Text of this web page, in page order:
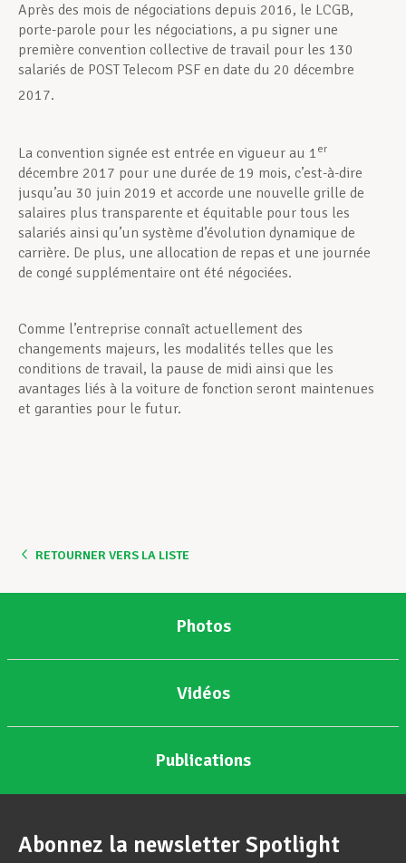
Après des mois de négociations depuis 2016, le LCGB,
porte-parole pour les négociations, a pu signer une
première convention collective de travail pour les 130
salariés de POST Telecom PSF en date du 20 décembre
2017.
La convention signée est entrée en vigueur au 1 er
décembre 2017 pour une durée de 19 mois, c’est-à-dire
jusqu’au 30 juin 2019 et accorde une nouvelle grille de
salaires plus transparente et équitable pour tous les
salariés ainsi qu’un système d’évolution dynamique de
carrière. De plus, une allocation de repas et une journée
de congé supplémentaire ont été négociées.
Comme l’entreprise connaît actuellement des
changements majeurs, les modalités telles que les
conditions de travail, la pause de midi ainsi que les
avantages liés à la voiture de fonction seront maintenues
et garanties pour le futur.
RETOURNER VERS LA LISTE
Photos
Vidéos
Publications
Abonnez la newsletter Spotlight